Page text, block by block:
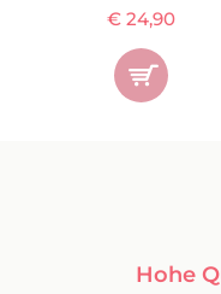
€ 24,90
Hohe